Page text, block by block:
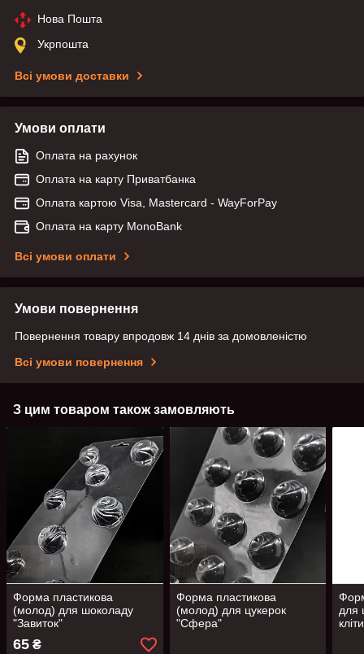
Нова Пошта
Укрпошта
Всі умови доставки
Умови оплати
Оплата на рахунок
Оплата на карту Приватбанка
Оплата картою Visa, Mastercard - WayForPay
Оплата на карту MonoBank
Всі умови оплати
Умови повернення
Повернення товару впродовж 14 днів за домовленістю
Всі умови повернення
З цим товаром також замовляють
Форма пластикова
(молод) для шоколаду
"Завиток"
65 ₴
Форма пластикова
(молод) для цукерок
"Сфера"
для